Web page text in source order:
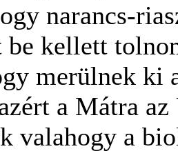
narancs-
kellett
merülnek ki
a Mátra
valahogy a